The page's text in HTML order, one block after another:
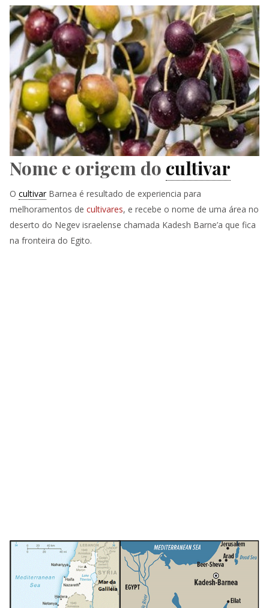
Nome e origem do cultivar
O cultivarBarnea é resultado de experiencia para
melhoramentos de cultivares, e recebe o nome de uma área no
deserto do Negev israelense chamada Kadesh Barne’a que fica
na fronteira do Egito.